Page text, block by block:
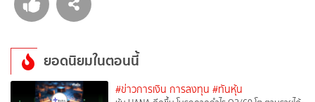
ยอดนิยมในตอนนี้
#ข่าวการเงิน การลงทุน #ทันหุ้น